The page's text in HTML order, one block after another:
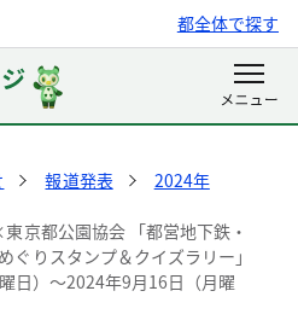
都全体で探す
報道発表
2024年
京都公園協会 「都営地下鉄・
ぐりスタンプ＆クイズラリー」
日）～2024年9月16日（月曜